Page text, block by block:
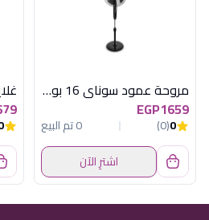
مروحة عمود سوناي 16 بوصة بالريموت ,60 وات, 3 اوضاع للسرعة MAR-1640
EGP1659
0
(0)
0 تم البيع
اشترِ الآن